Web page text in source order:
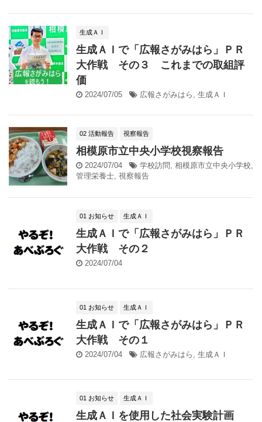
生成ＡＩ
生成ＡＩで「広報さがみはら」ＰＲ
大作戦 その３ これまでの取組評
価
2024/07/05 広報さがみはら , 生成ＡＩ
02 活動報告 視察報告
相模原市立中央小学校視察報告
2024/07/04 学校訪問 , 相模原市立中央小学校,
管理栄養士, 視察報告
01 お知らせ 生成ＡＩ
生成ＡＩで「広報さがみはら」ＰＲ
大作戦 その２
2024/07/04
01 お知らせ 生成ＡＩ
生成ＡＩで「広報さがみはら」ＰＲ
大作戦 その１
2024/07/04 広報さがみはら 生成ＡＩ
01 お知らせ 生成ＡＩ
生成ＡＩを使用した社会実験計画